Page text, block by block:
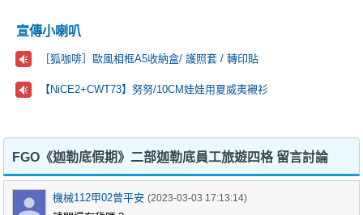
宣傳小喇叭
［狐咖啡］歐風相框A5收納盒/ 護照套 / 轉印貼
【NiCE2+CWT73】努努/10CM娃娃用夏威夷襯衫
FGO《迦勒底假期》二部迦勒底員工旅遊四格 留言討論
機械112甲02曾平安 (2023-03-03 17:13:14)